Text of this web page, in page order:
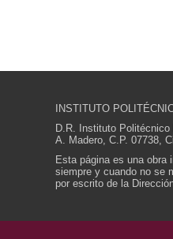
INSTITUTO
D.R. Instituto
A. Madero, C.P. 07738,
Esta página es una obra
siempre y cuando no se
por escrito de la